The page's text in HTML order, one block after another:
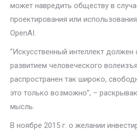
может навредить обществу в
проектирования или
OpenAI.
“Искусственный интеллект должен
развитием человеческого
распространен так широко,
это только возможно”, –
мысль.
В ноябре 2015 г. о желании